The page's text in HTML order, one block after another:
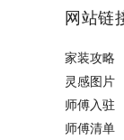
网站链
家装攻略
灵感图片
师傅入驻
师傅清单